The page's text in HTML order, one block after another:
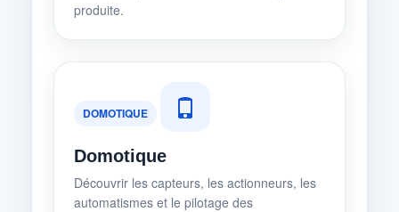
produite.
DOMOTIQUE
Domotique
Découvrir les capteurs, les actionneurs, les
automatismes et le pilotage des